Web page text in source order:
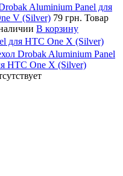
Aluminium Panel для
V (Silver) 79 грн. Товар
В корзину
для HTC One X (Silver)
Drobak Aluminium Panel
HTC One X (Silver)